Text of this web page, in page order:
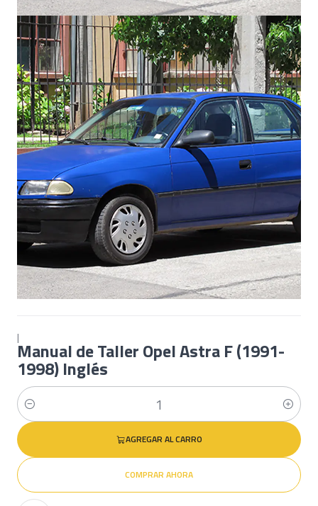
|
Manual de Taller Opel Astra F (1991-
1998) Inglés
Cantidad
AGREGAR AL CARRO
COMPRAR AHORA